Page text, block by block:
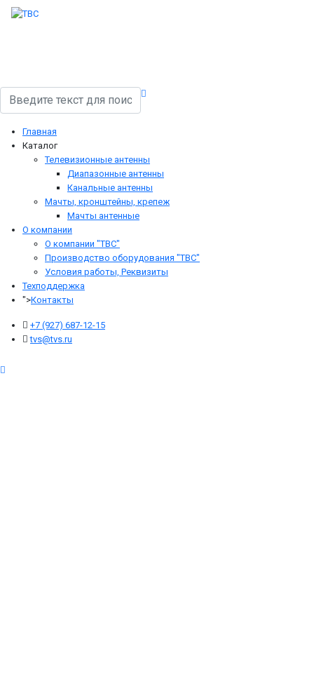
Поиск
Главная
Каталог
Телевизионные антенны
Диапазонные антенны
Канальные антенны
Мачты, кронштейны, крепеж
Мачты антенные
О компании
О компании "ТВС"
Производство оборудования "ТВС"
Условия работы, Реквизиты
Теxподдержка
">Контакты
+7 (927) 687-12-15
tvs@tvs.ru